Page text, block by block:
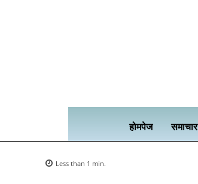
होमपेज समाचार
Less than 1 min.